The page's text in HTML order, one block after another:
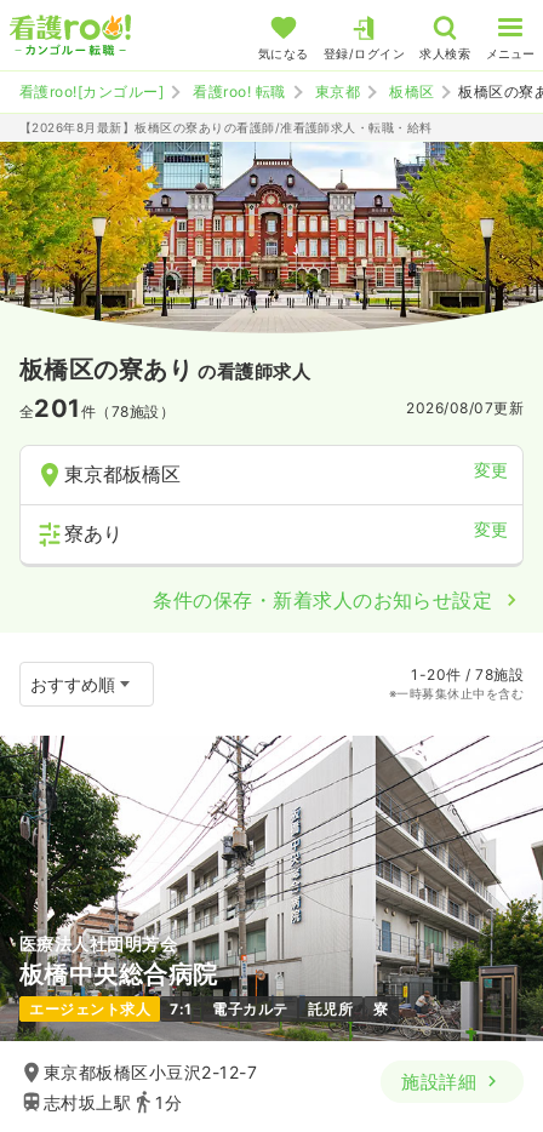
気になる 登録/ログイン 求人検索 メニュー
看護roo![カンゴルー] 看護roo! 転職 東京都 板橋区 板橋区の寮
【2026年8月最新】板橋区の寮ありの看護師/准看護師求人・転職・給料
板橋区の寮あり の看護師求人
全201 件（78施設） 2026/08/07更新
東京都板橋区 変更
寮あり 変更
条件の保存・新着求人のお知らせ設定
1-20件 / 78施設
※一時募集休止中を含む
医療法人社団明芳会
板橋中央総合病院
エージェント求人 7:1 電子カルテ 託児所 寮
東京都板橋区小豆沢2-12-7
志村坂上駅
1分
施設詳細